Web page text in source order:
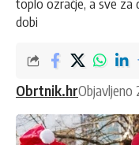
dobi
Obrtnik.hrObjavljeno